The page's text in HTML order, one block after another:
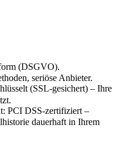
(DSGVO).
seriöse Anbieter.
(SSL-gesichert) – Ihre
PCI DSS-zertifiziert –
dauerhaft in Ihrem